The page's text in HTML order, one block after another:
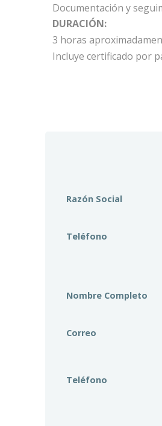
Documentación y
DURACIÓN:
3 horas
Incluye certificado por
Razón Social
Teléfono
Nombre Completo
Correo
Teléfono